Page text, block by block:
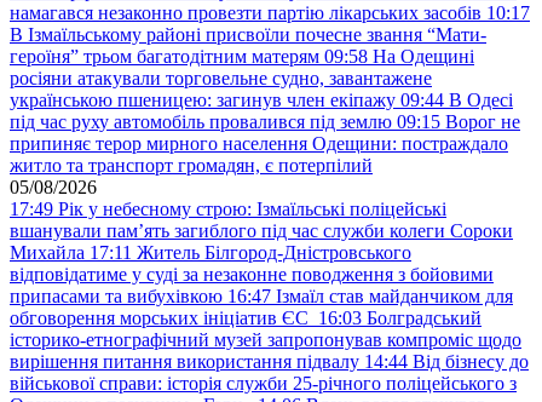
намагався незаконно провезти партію лікарських засобів 10:17
В Ізмаїльському районі присвоїли почесне звання “Мати-
героїня” трьом багатодітним матерям 09:58 На Одещині
росіяни атакували торговельне судно, завантажене
українською пшеницею: загинув член екіпажу 09:44 В Одесі
під час руху автомобіль провалився під землю 09:15 Ворог не
припиняє терор мирного населення Одещини: постраждало
житло та транспорт громадян, є потерпілий
05/08/2026
17:49 Рік у небесному строю: Ізмаїльські поліцейські
вшанували пам’ять загиблого під час служби колеги Сороки
Михайла 17:11 Житель Білгород-Дністровського
відповідатиме у суді за незаконне поводження з бойовими
припасами та вибухівкою 16:47 Ізмаїл став майданчиком для
обговорення морських ініціатив ЄС 16:03 Болградський
історико-етнографічний музей запропонував компроміс щодо
вирішення питання використання підвалу 14:44 Від бізнесу до
військової справи: історія служби 25-річного поліцейського з